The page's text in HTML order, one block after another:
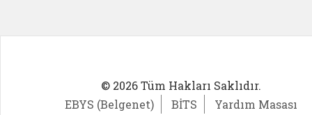
© 2026 Tüm Hakları Saklıdır.
EBYS (Belgenet)
BİTS Yardım Masası